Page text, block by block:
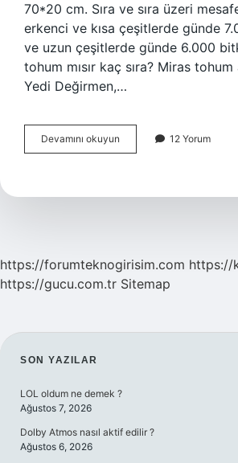
70*20 cm. Sıra ve sıra üzeri
erkenci ve kısa çeşitlerde günde
ve uzun çeşitlerde günde 6.000
tohum mısır kaç sıra? Miras tohum
Yedi Değirmen,…
Devamını okuyun
Mısır
Olur
12 Yorum
https://forumteknogirisim.com https://
https://gucu.com.tr Sitemap
SIDEBAR
SON YAZILAR
LOL oldum ne demek ?
Ağustos 7, 2026
Dolby Atmos nasıl aktif edilir ?
Ağustos 6, 2026